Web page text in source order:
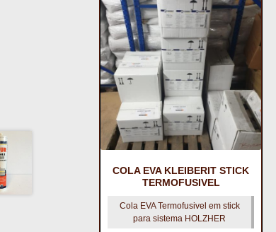
COLA EVA KLEIBERIT STICK
TERMOFUSIVEL
Cola EVA Termofusivel em stick
para sistema HOLZHER